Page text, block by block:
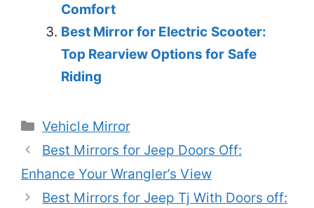
Comfort
Best Mirror for Electric Scooter:
Top Rearview Options for Safe
Riding
Categories
Vehicle Mirror
Best Mirrors for Jeep Doors Off:
Enhance Your Wrangler’s View
Best Mirrors for Jeep Tj With Doors off: